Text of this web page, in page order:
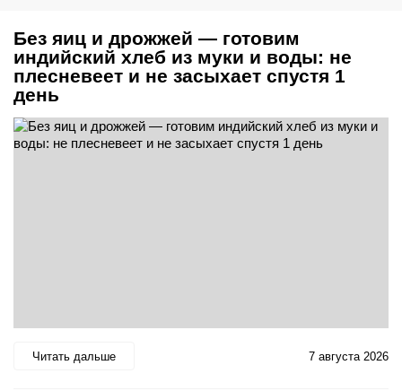
Без яиц и дрожжей — готовим
индийский хлеб из муки и воды: не
плесневеет и не засыхает спустя 1
день
Читать дальше 7 августа 2026